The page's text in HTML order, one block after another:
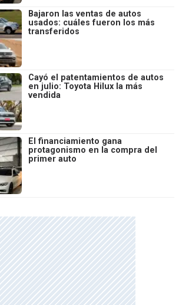
Bajaron las ventas de autos
usados: cuáles fueron los más
transferidos
Cayó el patentamientos de autos
en julio: Toyota Hilux la más
vendida
El financiamiento gana
protagonismo en la compra del
primer auto